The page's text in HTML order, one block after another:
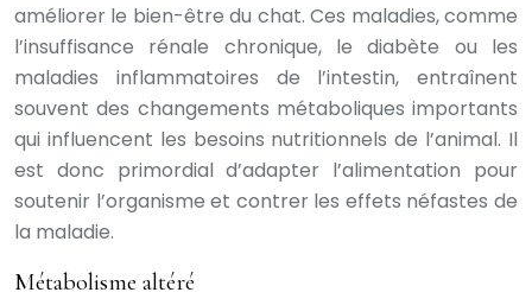
améliorer le bien-être du chat. Ces maladies, comme
l’insuffisance rénale chronique, le diabète ou les
maladies inflammatoires de l’intestin, entraînent
souvent des changements métaboliques importants
qui influencent les besoins nutritionnels de l’animal. Il
est donc primordial d’adapter l’alimentation pour
soutenir l’organisme et contrer les effets néfastes de
la maladie.
Métabolisme altéré